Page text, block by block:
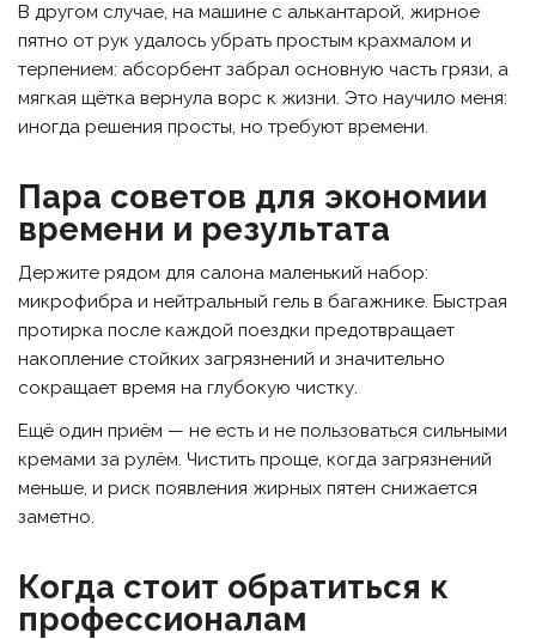
В другом случае, на машине с алькантарой, жирное
пятно от рук удалось убрать простым крахмалом и
терпением: абсорбент забрал основную часть грязи, а
мягкая щётка вернула ворс к жизни. Это научило меня:
иногда решения просты, но требуют времени.
Пара советов для экономии
времени и результата
Держите рядом для салона маленький набор:
микрофибра и нейтральный гель в багажнике. Быстрая
протирка после каждой поездки предотвращает
накопление стойких загрязнений и значительно
сокращает время на глубокую чистку.
Ещё один приём — не есть и не пользоваться сильными
кремами за рулём. Чистить проще, когда загрязнений
меньше, и риск появления жирных пятен снижается
заметно.
Когда стоит обратиться к
профессионалам